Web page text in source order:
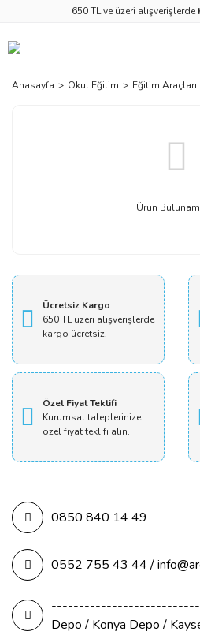
650 TL ve üzeri alışverişlerde
Anasayfa Okul Eğitim Eğitim Araçları
Ürün
Ücretsiz Kargo
650 TL üzeri alışverişlerde
kargo ücretsiz.
Özel Fiyat Teklifi
Kurumsal taleplerinize
özel fiyat teklifi alın.
0850 840 14 49
0552 755 43 44 /
---------------------------
Depo / Konya Depo /